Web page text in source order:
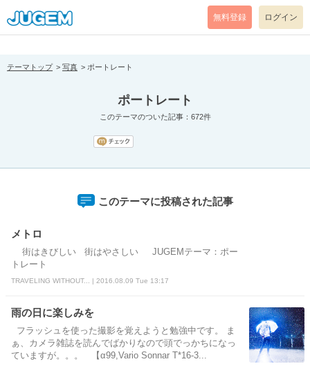
[pear_error: message="Success" code=0 mode=return level=notice
prefix="" info=""]
無料登録 ログイン
テーマトップ 写真 ポートレート
ポートレート
このテーマのついた記事：672件
このテーマに投稿された記事
メトロ
街はきびしい 街はやさしい JUGEMテーマ：ポー
トレート
TRAVELING WITHOUT... | 2016.08.09 Tue 13:17
雨の日に楽しみを
フラッシュを使った撮影を覚えようと勉強中です。 ま
ぁ、カメラ雑誌を読んでばかりなので頭でっかちになっ
ていますが。。。 【α99,Vario Sonnar T*16-3...